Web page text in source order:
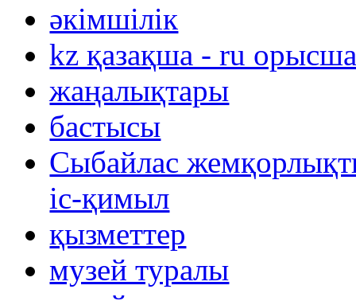
әкімшілік
kz қазақша - ru
жаңалықтары
бастысы
Сыбайлас
іс-қимыл
қызметтер
музей туралы